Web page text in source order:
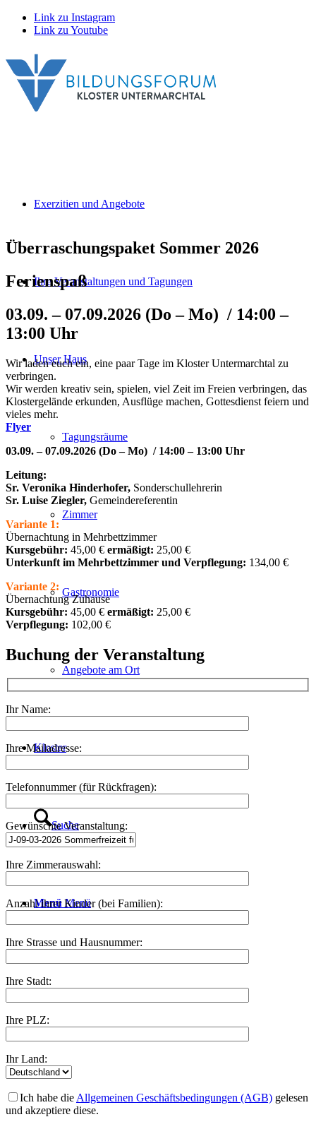
Link zu Instagram
Link zu Youtube
Exerzitien und Angebote
Ihre Veranstaltungen und Tagungen
Unser Haus
Tagungsräume
Zimmer
Gastronomie
Angebote am Ort
Kloster
Suche
Menü Menü
Überraschungspaket Sommer 2026
Ferienspaß
03.09. – 07.09.2026 (Do – Mo) / 14:00 –
13:00 Uhr
Wir laden euch ein, eine paar Tage im Kloster Untermarchtal zu
verbringen.
Wir werden kreativ sein, spielen, viel Zeit im Freien verbringen, das
Klostergelände erkunden, Ausflüge machen, Gottesdienst feiern und
vieles mehr.
Flyer
03.09. – 07.09.2026 (Do – Mo) / 14:00 – 13:00 Uhr
Leitung:
Sr. Veronika Hinderhofer, Sonderschullehrerin
Sr. Luise Ziegler, Gemeindereferentin
Variante 1:
Übernachtung in Mehrbettzimmer
Kursgebühr: 45,00 € ermäßigt: 25,00 €
Unterkunft im Mehrbettzimmer und Verpflegung: 134,00 €
Variante 2:
Übernachtung Zuhause
Kursgebühr: 45,00 € ermäßigt: 25,00 €
Verpflegung: 102,00 €
Buchung der Veranstaltung
Ihr Name:
Ihre Mailadresse:
Telefonnummer (für Rückfragen):
Gewünschte Veranstaltung:
Ihre Zimmerauswahl:
Anzahl ihrer Kinder (bei Familien):
Ihre Strasse und Hausnummer:
Ihre Stadt:
Ihre PLZ:
Ihr Land:
Ich habe die Allgemeinen Geschäftsbedingungen (AGB) gelesen
und akzeptiere diese.